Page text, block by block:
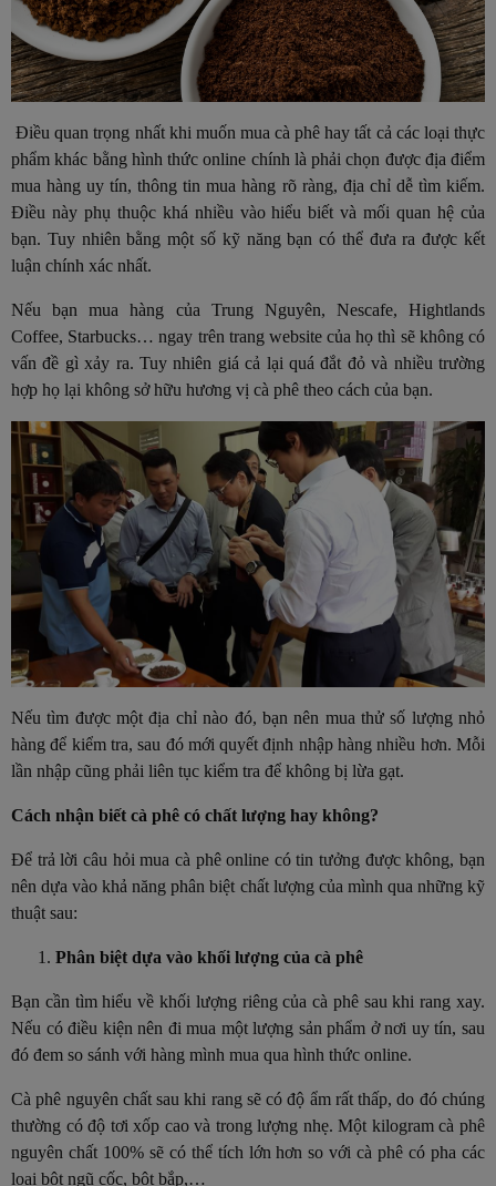
Điều quan trọng nhất khi muốn mua cà phê hay tất cả các loại thực
phẩm khác bằng hình thức online chính là phải chọn được địa điểm
mua hàng uy tín, thông tin mua hàng rõ ràng, địa chỉ dễ tìm kiếm.
Điều này phụ thuộc khá nhiều vào hiểu biết và mối quan hệ của
bạn. Tuy nhiên bằng một số kỹ năng bạn có thể đưa ra được kết
luận chính xác nhất.
Nếu bạn mua hàng của Trung Nguyên, Nescafe, Hightlands
Coffee, Starbucks… ngay trên trang website của họ thì sẽ không có
vấn đề gì xảy ra. Tuy nhiên giá cả lại quá đắt đỏ và nhiều trường
hợp họ lại không sở hữu hương vị cà phê theo cách của bạn.
Nếu tìm được một địa chỉ nào đó, bạn nên mua thử số lượng nhỏ
hàng để kiểm tra, sau đó mới quyết định nhập hàng nhiều hơn. Mỗi
lần nhập cũng phải liên tục kiểm tra để không bị lừa gạt.
Cách nhận biết cà phê có chất lượng hay không?
Để trả lời câu hỏi mua cà phê online có tin tưởng được không, bạn
nên dựa vào khả năng phân biệt chất lượng của mình qua những kỹ
thuật sau:
Phân biệt dựa vào khối lượng của cà phê
Bạn cần tìm hiểu về khối lượng riêng của cà phê sau khi rang xay.
Nếu có điều kiện nên đi mua một lượng sản phẩm ở nơi uy tín, sau
đó đem so sánh với hàng mình mua qua hình thức online.
Cà phê nguyên chất sau khi rang sẽ có độ ẩm rất thấp, do đó chúng
thường có độ tơi xốp cao và trong lượng nhẹ. Một kilogram cà phê
nguyên chất 100% sẽ có thể tích lớn hơn so với cà phê có pha các
loại bột ngũ cốc, bột bắp,…